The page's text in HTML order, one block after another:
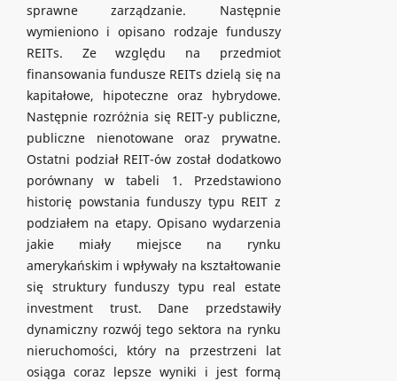
sprawne zarządzanie. Następnie
wymieniono i opisano rodzaje funduszy
REITs. Ze względu na przedmiot
finansowania fundusze REITs dzielą się na
kapitałowe, hipoteczne oraz hybrydowe.
Następnie rozróżnia się REIT-y publiczne,
publiczne nienotowane oraz prywatne.
Ostatni podział REIT-ów został dodatkowo
porównany w tabeli 1. Przedstawiono
historię powstania funduszy typu REIT z
podziałem na etapy. Opisano wydarzenia
jakie miały miejsce na rynku
amerykańskim i wpływały na kształtowanie
się struktury funduszy typu real estate
investment trust. Dane przedstawiły
dynamiczny rozwój tego sektora na rynku
nieruchomości, który na przestrzeni lat
osiąga coraz lepsze wyniki i jest formą